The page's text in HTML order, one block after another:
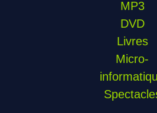
MP3
DVD
Livres
Micro-